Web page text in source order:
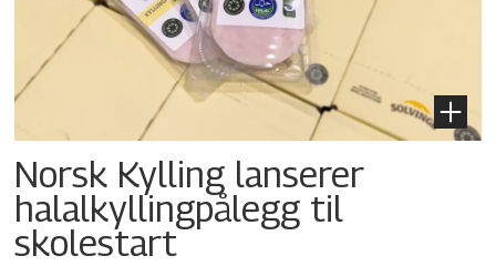
Norsk Kylling lanserer
halalkyllingpålegg til
skolestart